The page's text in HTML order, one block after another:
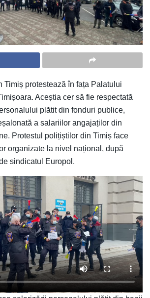
Timiș protestează în fața Palatului
Aceștia cer să fie respectată
plătit din fonduri publice,
a salariilor angajaților din
Protestul polițiștilor din Timiș face
organizate la nivel național, după
sindicatul Europol.